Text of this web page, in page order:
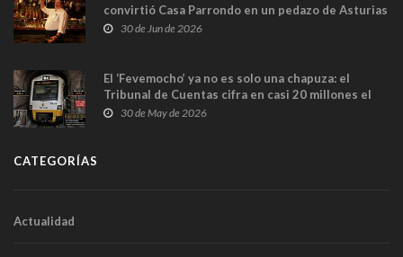
convirtió Casa Parrondo en un pedazo de Asturias
en Madrid
30 de Jun de 2026
El ‘Fevemocho’ ya no es solo una chapuza: el
Tribunal de Cuentas cifra en casi 20 millones el
sobrecoste de los trenes que no cabían por los
30 de May de 2026
CATEGORÍAS
Actualidad